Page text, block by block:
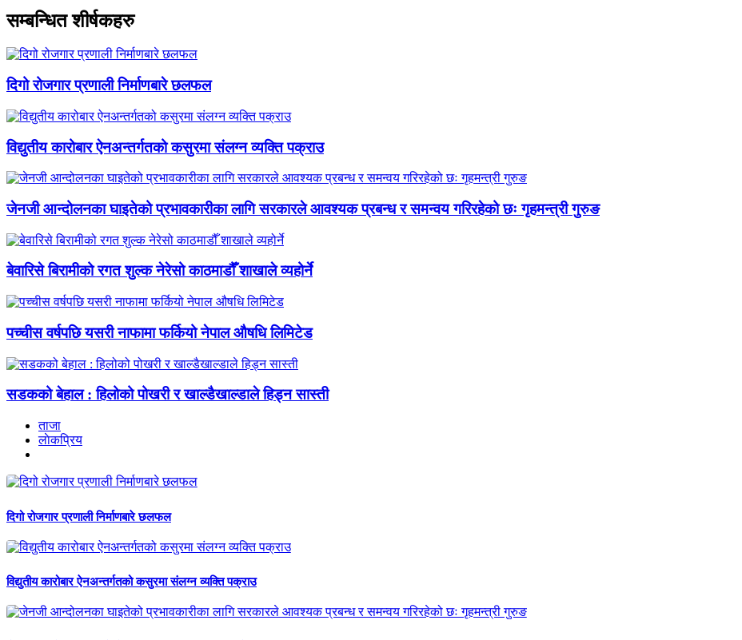
सम्बन्धित शीर्षकहरु
दिगो रोजगार प्रणाली निर्माणबारे छलफल
विद्युतीय कारोबार ऐनअन्तर्गतको कसुरमा संलग्न व्यक्ति पक्राउ
जेनजी आन्दोलनका घाइतेको प्रभावकारीका लागि सरकारले आवश्यक प्रबन्ध र समन्वय गरिरहेको छः गृहमन्त्री गुरुङ
बेवारिसे बिरामीको रगत शुल्क नेरेसो काठमाडौँ शाखाले व्यहोर्ने
पच्चीस वर्षपछि यसरी नाफामा फर्कियो नेपाल औषधि लिमिटेड
सडकको बेहाल : हिलोको पोखरी र खाल्डैखाल्डाले हिड्न सास्ती
ताजा
लाेकप्रिय
दिगो रोजगार प्रणाली निर्माणबारे छलफल
विद्युतीय कारोबार ऐनअन्तर्गतको कसुरमा संलग्न व्यक्ति पक्राउ